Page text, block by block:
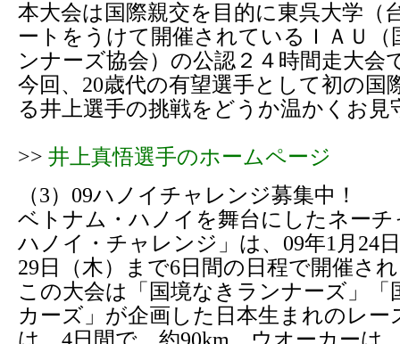
本大会は国際親交を目的に東呉大学（
ートをうけて開催されているＩＡＵ（
ンナーズ協会）の公認２４時間走大会
今回、20歳代の有望選手として初の国
る井上選手の挑戦をどうか温かくお見
>> 井上真悟選手のホームページ
（3）09ハノイチャレンジ募集中！
ベトナム・ハノイを舞台にしたネーチ
ハノイ・チャレンジ」は、09年1月24
29日（木）まで6日間の日程で開催さ
この大会は「国境なきランナーズ」「
カーズ」が企画した日本生まれのレー